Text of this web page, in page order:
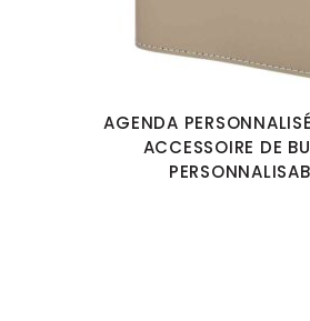
AGENDA
ACCESSOIRE DE